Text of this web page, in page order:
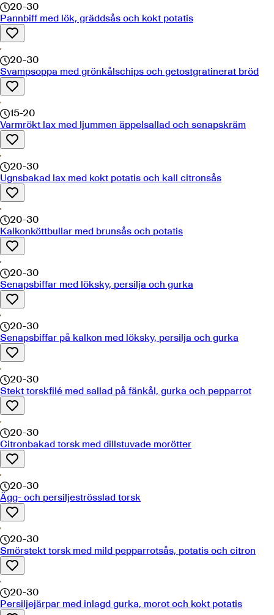
20-30
Pannbiff med lök, gräddsås och kokt potatis
20-30
Svampsoppa med grönkålschips och getostgratinerat bröd
15-20
Varmrökt lax med ljummen äppelsallad och senapskräm
20-30
Ugnsbakad lax med kokt potatis och kall citronsås
20-30
Kalkonköttbullar med brunsås och potatis
20-30
Senapsbiffar med löksky, persilja och gurka
20-30
Senapsbiffar på kalkon med löksky, persilja och gurka
20-30
Stekt torskfilé med sallad på fänkål, gurka och pepparrot
20-30
Citronbakad torsk med dillstuvade morötter
20-30
Ägg- och persiljeströsslad torsk
20-30
Smörstekt torsk med mild pepparrotsås, potatis och citron
20-30
Persiljejärpar med inlagd gurka, morot och kokt potatis